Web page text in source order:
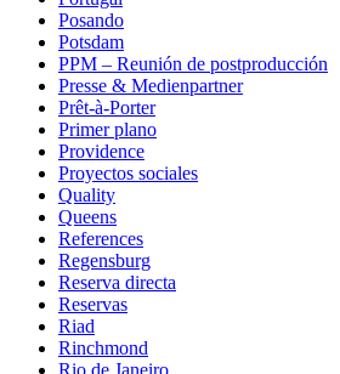
Posando
Potsdam
PPM – Reunión de postproducción
Presse & Medienpartner
Prêt-à-Porter
Primer plano
Providence
Proyectos sociales
Quality
Queens
References
Regensburg
Reserva directa
Reservas
Riad
Rinchmond
Rio de Janeiro